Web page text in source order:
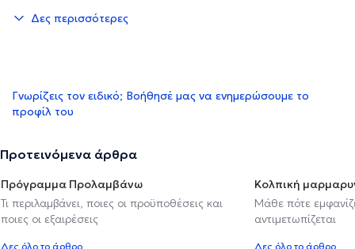
Δες περισσότερες
Γνωρίζεις τον ειδικό; Βοήθησέ μας να ενημερώσουμε το
προφίλ του
Προτεινόμενα άρθρα
Πρόγραμμα Προλαμβάνω
Τι περιλαμβάνει, ποιες οι προϋποθέσεις και
ποιες οι εξαιρέσεις
Δες όλο το άρθρο
Κολπική
Μάθε πότε
αντιμετωπίζεται
Δες όλο το άρθρο